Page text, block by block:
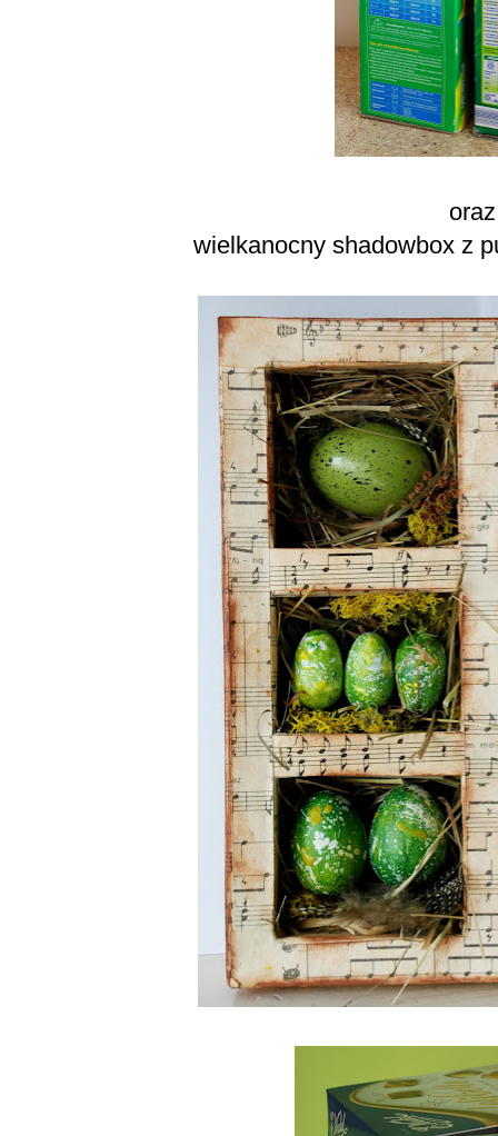
oraz
wielkanocny shadowbox z